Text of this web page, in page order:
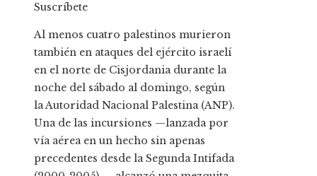
Suscríbete
Al menos cuatro palestinos murieron
también en ataques del ejército israelí
en el norte de Cisjordania durante la
noche del sábado al domingo, según
la Autoridad Nacional Palestina (ANP).
Una de las incursiones —lanzada por
vía aérea en un hecho sin apenas
precedentes desde la Segunda Intifada